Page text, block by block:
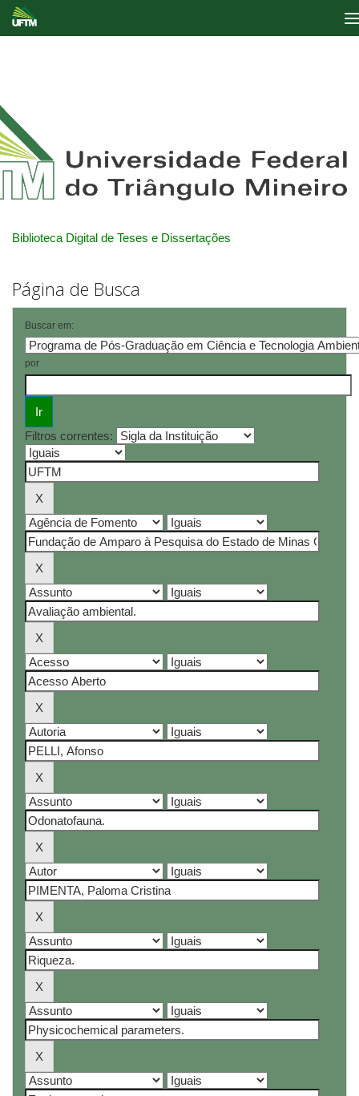
Biblioteca Digital de Teses e Dissertações
Página de Busca
Buscar em:
por
Filtros correntes: